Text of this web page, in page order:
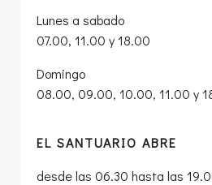
Lunes a sabado
07.00, 11.00 y 18.00
Domingo
08.00, 09.00, 10.00, 11.00 y
EL SANTUARIO ABRE
desde las 06.30 hasta las